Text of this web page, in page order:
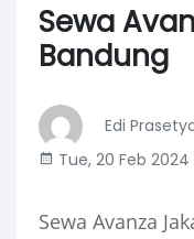
Sewa
Bandung
Edi
Tue, 20 Feb 2024
Sewa Avanza